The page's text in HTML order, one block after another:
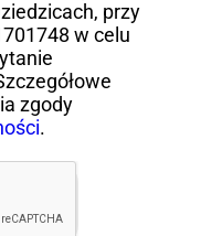
przy
w celu
zgody
.